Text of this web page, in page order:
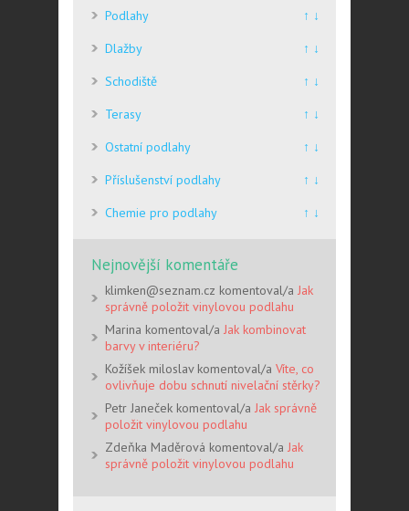
Podlahy
↑ ↓
Dlažby
↑ ↓
Schodiště
↑ ↓
Terasy
↑ ↓
Ostatní podlahy
↑ ↓
Příslušenství podlahy
↑ ↓
Chemie pro podlahy
↑ ↓
Nejnovější komentáře
klimken@seznam.cz komentoval/a Jak
správně položit vinylovou podlahu
Marina komentoval/a Jak kombinovat
barvy v interiéru?
Kožíšek miloslav komentoval/a Víte, co
ovlivňuje dobu schnutí nivelační stěrky?
Petr Janeček komentoval/a Jak správně
položit vinylovou podlahu
Zdeňka Maděrová komentoval/a Jak
správně položit vinylovou podlahu